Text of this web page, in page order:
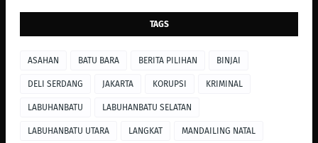
TAGS
ASAHAN BATU BARA BERITA PILIHAN BINJAI
DELI SERDANG JAKARTA KORUPSI KRIMINAL
LABUHANBATU LABUHANBATU SELATAN
LABUHANBATU UTARA LANGKAT MANDAILING NATAL